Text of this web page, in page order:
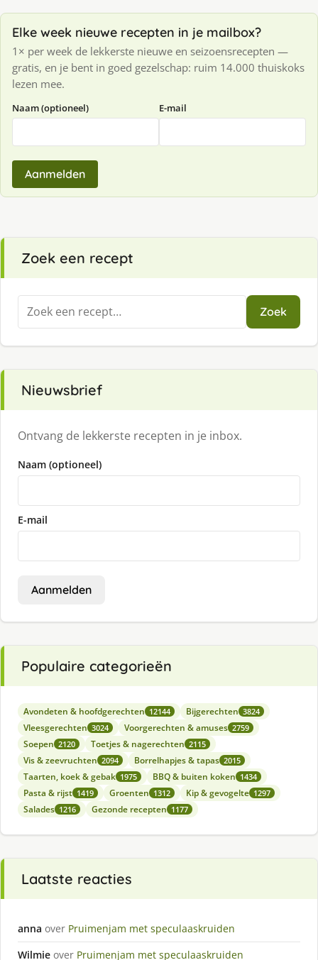
Elke week nieuwe recepten in je mailbox?
1× per week de lekkerste nieuwe en seizoensrecepten —
gratis, en je bent in goed gezelschap: ruim 14.000 thuiskoks
lezen mee.
Naam (optioneel) E-mail
Aanmelden
Zoek een recept
Zoeken
naar:
Zoek
Nieuwsbrief
Ontvang de lekkerste recepten in je inbox.
Naam (optioneel)
E-mail
Aanmelden
Populaire categorieën
Avondeten & hoofdgerechten 12144 Bijgerechten 3824
Vleesgerechten 3024 Voorgerechten & amuses 2759
Soepen 2120 Toetjes & nagerechten 2115
Vis & zeevruchten 2094 Borrelhapjes & tapas 2015
Taarten, koek & gebak 1975 BBQ & buiten koken 1434
Pasta & rijst 1419 Groenten 1312 Kip & gevogelte 1297
Salades 1216 Gezonde recepten 1177
Laatste reacties
anna over Pruimenjam met speculaaskruiden
Wilmie over Pruimenjam met speculaaskruiden